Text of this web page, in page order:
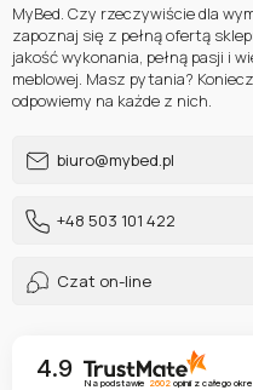
MyBed. Czy rzeczywiście dla
zapoznaj się z pełną ofertą
jakość wykonania, pełną pasji i
meblowej. Masz pytania?
odpowiemy na każde z nich.
biuro@mybed.pl
+48 503 101 422
Czat on-line
4.9
Na podstawie 2602opinii z całego